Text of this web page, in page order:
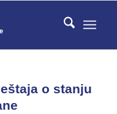
o stanju